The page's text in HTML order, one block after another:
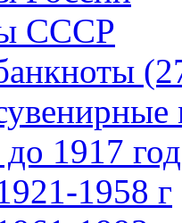
СССР
1917
1958 г